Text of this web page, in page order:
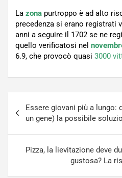
La zona purtroppo è ad alto
precedenza si erano registrati
anni a seguire il 1702 se ne
quello verificatosi nel
6.9, che provocò quasi 3000
articoli
Essere giovani più a lungo:
un gene) la possibile
Pizza, la lievitazione deve
gustosa? La